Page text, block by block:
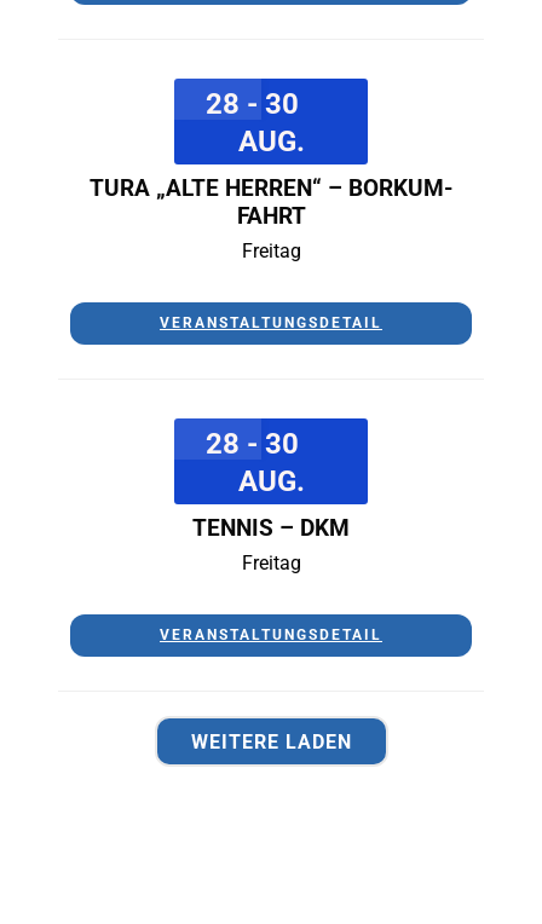
28 - 30
AUG.
TURA „ALTE HERREN“ – BORKUM-
FAHRT
Freitag
VERANSTALTUNGSDETAIL
28 - 30
AUG.
TENNIS – DKM
Freitag
VERANSTALTUNGSDETAIL
WEITERE LADEN